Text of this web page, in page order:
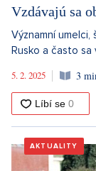
Vzdávajú sa
Významní
Rusko a často sa
5. 2. 2025
3
AKTUALITY